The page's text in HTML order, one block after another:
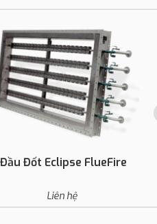
Đầu Đốt Eclipse FlueFire
Liên hệ